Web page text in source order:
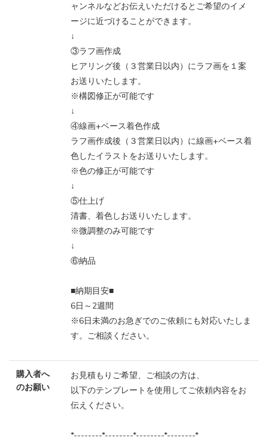
ャンネルなどお伝えいただけるとご希望のイメ
ージに近づけることができます。
↓
③ラフ画作成
ヒアリング後（３営業日以内）にラフ画を１案
お送りいたします。
※構図修正が可能です
↓
④線画+ベース着色作成
ラフ画作成後（３営業日以内）に線画+ベース着
色したイラストをお送りいたします。
※色の修正が可能です
↓
⑤仕上げ
清書、着色しお送りいたします。
※微調整のみ可能です
↓
⑥納品
■納期目安■
6日～2週間
※6日未満のお急ぎでのご依頼にも対応いたしま
す。ご相談ください。
購入者へ
のお願い
お見積もりご希望、ご相談の方は、
以下のテンプレートを使用してご依頼内容をお
伝えください。
*--------*--------*--------*--------*